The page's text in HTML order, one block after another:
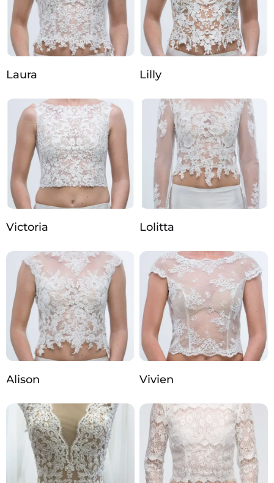
Laura Lilly
Victoria Lolitta
Alison Vivien